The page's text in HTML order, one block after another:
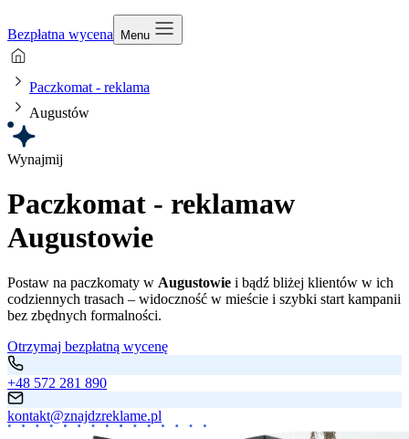
Bezpłatna wycena Menu
Paczkomat - reklama
Augustów
Wynajmij
Paczkomat - reklamaw
Augustowie
Postaw na paczkomaty w Augustowie i bądź bliżej klientów w ich
codziennych trasach – widoczność w mieście i szybki start kampanii
bez zbędnych formalności.
Otrzymaj bezpłatną wycenę
+48 572 281 890
kontakt@znajdzreklame.pl